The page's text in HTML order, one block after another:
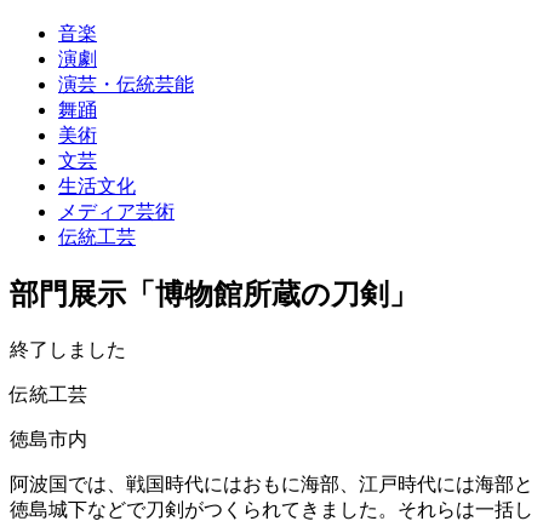
音楽
演劇
演芸・伝統芸能
舞踊
美術
文芸
生活文化
メディア芸術
伝統工芸
部門展示「博物館所蔵の刀剣」
終了しました
伝統工芸
徳島市内
阿波国では、戦国時代にはおもに海部、江戸時代には海部と
徳島城下などで刀剣がつくられてきました。それらは一括し